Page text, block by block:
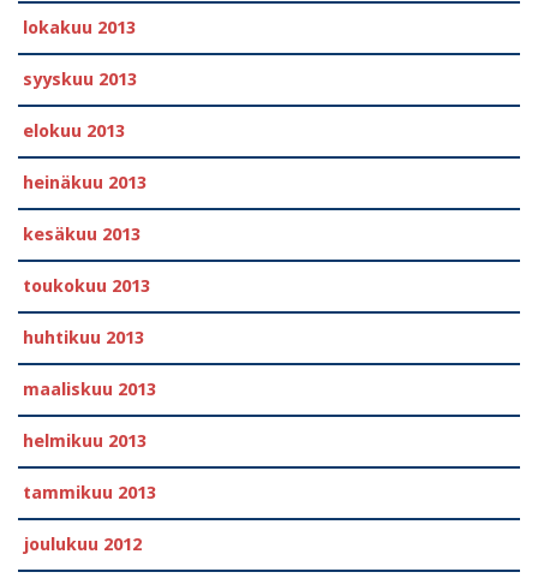
lokakuu 2013
syyskuu 2013
elokuu 2013
heinäkuu 2013
kesäkuu 2013
toukokuu 2013
huhtikuu 2013
maaliskuu 2013
helmikuu 2013
tammikuu 2013
joulukuu 2012